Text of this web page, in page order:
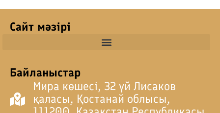
Сайт мәзірі
Байланыстар
Мира көшесі, 32 үй Лисаков
қаласы, Қостанай облысы,